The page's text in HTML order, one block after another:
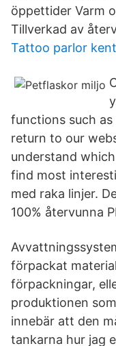
öppettider Varm
Tillverkad av
Tattoo parlor
functions such
return to our
understand
find most
med raka linjer.
100% återvunna
förpackat
förpackningar,
produktionen
innebär att den
tankarna hur jag